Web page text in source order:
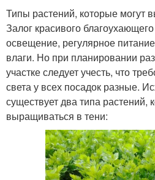
Типы растений, которые могут
Залог красивого
освещение, регулярное
влаги. Но при планировании
участке следует учесть, что
света у всех посадок разные.
существует два типа растений,
выращиваться в тени: